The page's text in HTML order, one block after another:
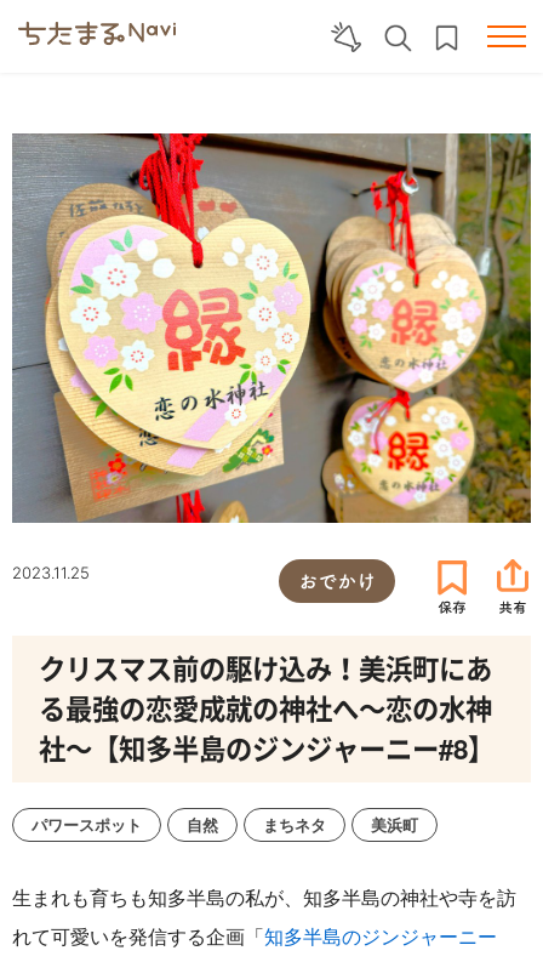
2023.11.25 おでかけ
クリスマス前の駆け込み！美浜町にあ
る最強の恋愛成就の神社へ～恋の水神
社～【知多半島のジンジャーニー#8】
パワースポット 自然 まちネタ 美浜町
生まれも育ちも知多半島の私が、知多半島の神社や寺を訪
れて可愛いを発信する企画「知多半島のジンジャーニー